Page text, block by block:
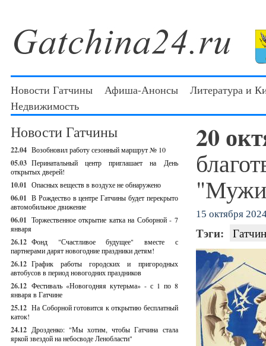
Новости Гатчины Афиша-Анонсы
Литература и
Недвижимость
Новости Гатчины
22.04 Возобновил работу сезонный маршрут № 10
05.03 Перинатальный центр приглашает на День
открытых дверей!
10.01 Опасных веществ в воздухе не обнаружено
06.01 В Рождество в центре Гатчины будет перекрыто
автомобильное движение
06.01 Торжественное открытие катка на Соборной - 7
января
26.12 Фонд "Счастливое будущее" вместе с
партнерами дарят новогодние праздники детям!
26.12 График работы городских и пригородных
автобусов в период новогодних праздников
26.12 Фестиваль «Новогодняя кутерьма» - с 1 по 8
января в Гатчине
25.12 На Соборной готовится к открытию бесплатный
каток!
24.12 Дрозденко: "Мы хотим, чтобы Гатчина стала
яркой звездой на небосводе Ленобласти"
20
15 октября
Тэги: